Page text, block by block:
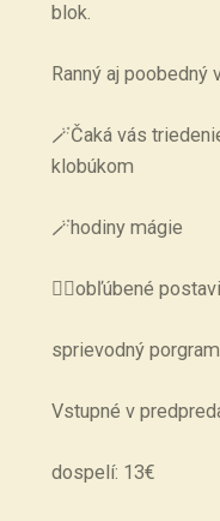
blok.
Ranný aj poobedný
🪄Čaká vás
klobúkom
🪄hodiny mágie
🧙‍♂️obľúbené
sprievodný porgram
Vstupné v
dospelí: 13€